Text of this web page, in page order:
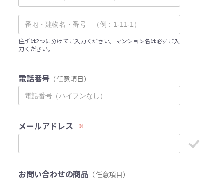
住所は2つに分けてご入力ください。マンション名は必ずご入
力ください。
電話番号 （任意項目）
メールアドレス ※
お問い合わせの商品 （任意項目）